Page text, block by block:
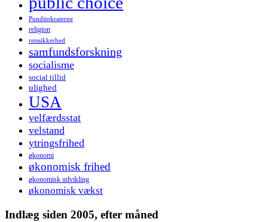
Punditokraterne
religion
retssikkerhed
samfundsforskning
socialisme
social tillid
ulighed
USA
velfærdsstat
velstand
ytringsfrihed
økonomi
økonomisk frihed
økonomisk udvikling
økonomisk vækst
Indlæg siden 2005, efter måned